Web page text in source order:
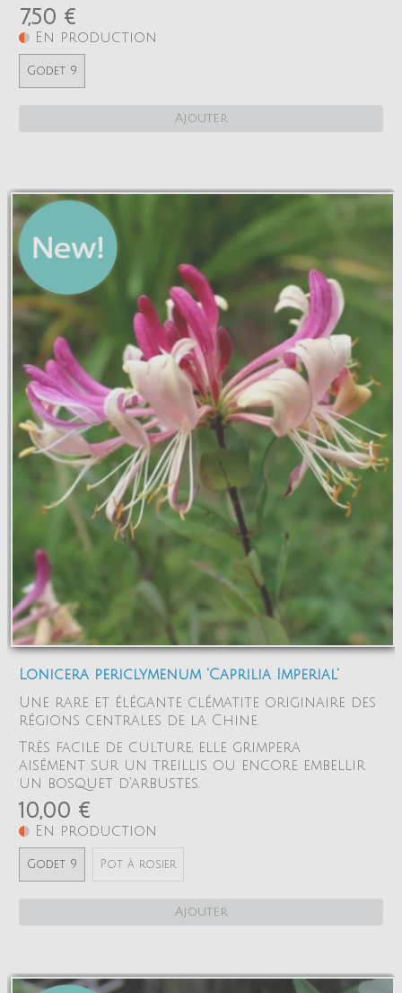
7,50 €
En production
Godet 9
Ajouter
Lonicera periclymenum 'Caprilia Imperial'
Une rare et élégante clématite originaire des
régions centrales de la Chine.
Très facile de culture, elle grimpera
aisément sur un treillis ou encore embellir
un bosquet d'arbustes.
10,00 €
En production
Godet 9 Pot à rosier
Ajouter